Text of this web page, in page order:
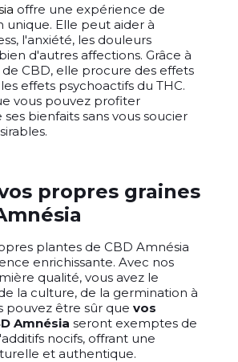
offre une expérience de
unique. Elle peut aider à
l'anxiété, les douleurs
d'autres affections. Grâce à
CBD, elle procure des effets
effets psychoactifs du THC.
vous pouvez profiter
bienfaits sans vous soucier
propres graines
plantes de CBD Amnésia
enrichissante. Avec nos
qualité, vous avez le
la culture, de la germination à
pouvez être sûr que vos
Amnésia seront exemptes de
nocifs, offrant une
et authentique.